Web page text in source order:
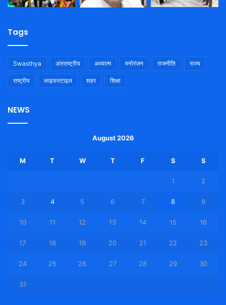
Tags
Swasthya अंतराष्ट्रीय अध्यात्म मनोरंजन राजनीति राज्य
राष्ट्रीय लाइफस्टाइल शहर शिक्षा
NEWS
August 2026
M T W T F S S
1 2
3 4 5 6 7 8 9
10 11 12 13 14 15 16
17 18 19 20 21 22 23
24 25 26 27 28 29 30
31